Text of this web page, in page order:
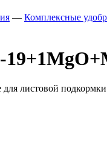
— Комплексные
листовой